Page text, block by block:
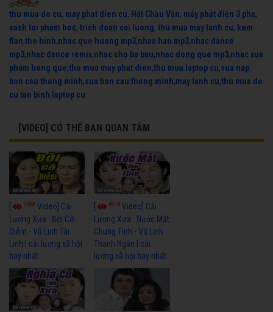
thu mua do cu, may phat dien cu, Hát Chầu Văn, máy phát điện 3 pha,
sach toi pham hoc, trich doan cai luong, thu mua may lanh cu, kem
flan,the hinh,nhac que huong mp3,nhac han mp3,nhac dance
mp3,nhac dance remix,nhac cho ba bau,nhac dong que mp3,nhac xua
pham hong que,thu mua may phat dien,thu mua laptop cu,sua nap
bon cau thong minh,sua bon cau thong minh,may lanh cu,thu mua do
cu tan binh, laptop cu
[VIDEO] CÓ THỂ BẠN QUAN TÂM
7665 Video] Cải
Lương Xưa : Đời Cô
Diễm - Vũ Linh Tài
Linh | cải lương xã hội
hay nhất
6918Video] Cải
Lương Xưa : Nước Mắt
Chung Tình - Vũ Linh
Thanh Ngân | cải
lương xã hội hay nhất